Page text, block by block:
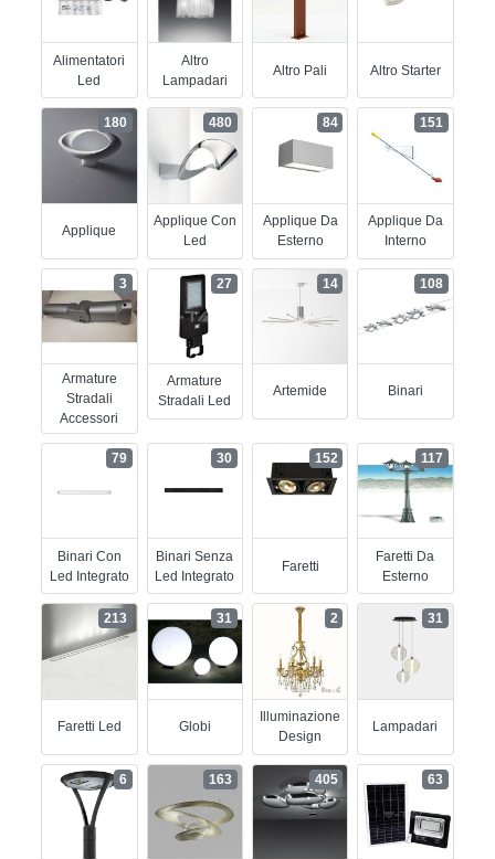
Alimentatori
Led
Altro
Lampadari
Altro Pali Altro Starter
Applique
180
Applique Con
Led
480
Applique Da
Esterno
84
Applique Da
Interno
151
Armature
Stradali
Accessori
3
Armature
Stradali Led
27
Artemide
14
Binari
108
Binari Con
Led Integrato
79
Binari Senza
Led Integrato
30
Faretti
152
Faretti Da
Esterno
117
Faretti Led
213
Globi
31
Illuminazione
Design
2
Lampadari
31
6 163 405 63